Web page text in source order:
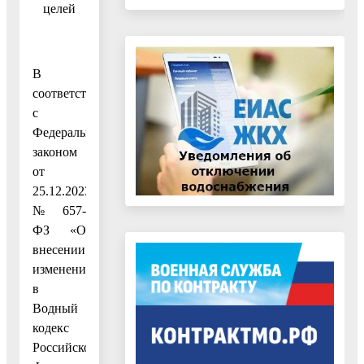
целей
В
соответствии
с
Федеральным
законом
от
25.12.2023
№ 657-
ФЗ «О
внесении
изменений
в
Водный
кодекс
Российской